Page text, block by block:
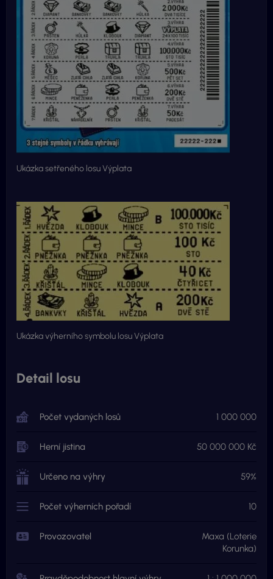
Ukázka setřeného losu Výplata
Ukázka výherního symbolu losu Výplata
Detail losu
Počet vydaných losů 1 000 000
Herní jistina 50 000 000 Kč
Určeno na výhry 59%
Počet výherních pořadí 10
Provozovatel
Maxa (Loterie
Korunka)